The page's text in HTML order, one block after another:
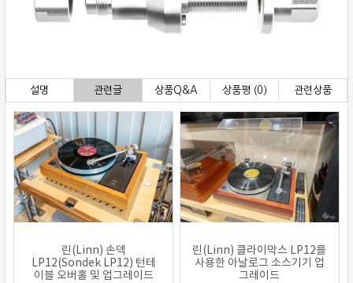
설명 관련글 상품Q&A 상품평 (0) 관련상품
린(Linn) 손덱
LP12(Sondek LP12) 턴테
이블 오버홀 및 업그레이드
린(Linn) 클라이막스 LP12를
사용한 아날로그 소스기기 업
그레이드